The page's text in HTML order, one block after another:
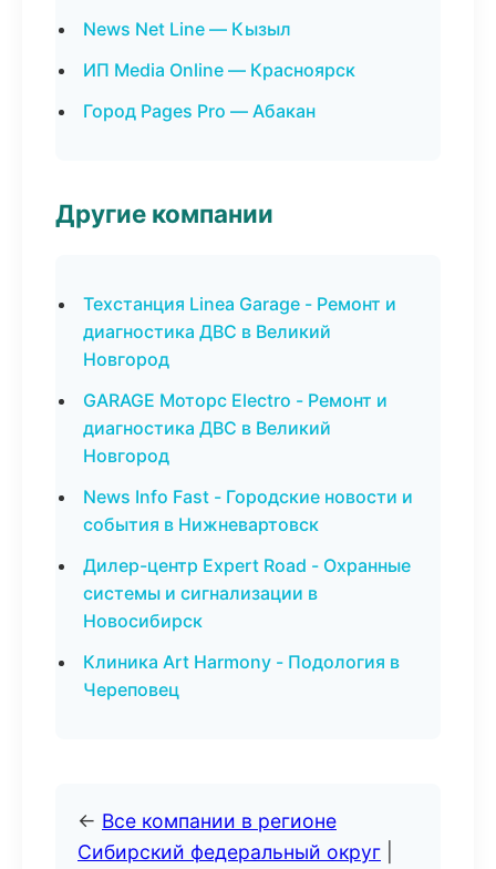
News Net Line — Кызыл
ИП Media Online — Красноярск
Город Pages Pro — Абакан
Другие компании
Техстанция Linea Garage - Ремонт и
диагностика ДВС в Великий
Новгород
GARAGE Моторс Electro - Ремонт и
диагностика ДВС в Великий
Новгород
News Info Fast - Городские новости и
события в Нижневартовск
Дилер-центр Expert Road - Охранные
системы и сигнализации в
Новосибирск
Клиника Art Harmony - Подология в
Череповец
← Все компании в регионе
Сибирский федеральный округ